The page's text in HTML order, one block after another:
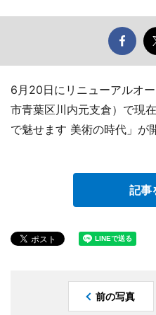
6月20日にリニューアルオ
市青葉区川内元支倉）で現
で魅せます 美術の時代」が
記事
前の写真